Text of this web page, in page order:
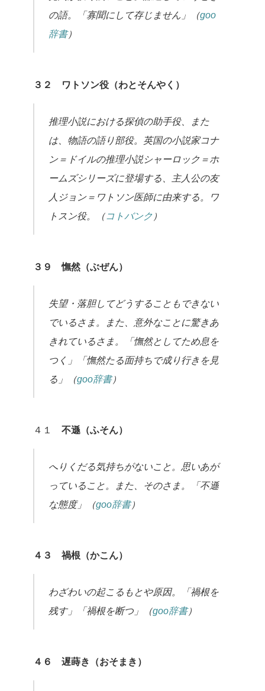
の語。「寡聞にして存じません」（goo
辞書）
３２ ワトソン役（わとそんやく）
推理小説における探偵の助手役、また
は、物語の語り部役。英国の小説家コナ
ン＝ドイルの推理小説シャーロック＝ホ
ームズシリーズに登場する、主人公の友
人ジョン＝ワトソン医師に由来する。ワ
トスン役。（コトバンク ）
３９ 憮然（ぶぜん）
失望・落胆してどうすることもできない
でいるさま。また、意外なことに驚きあ
きれているさま。「憮然としてため息を
つく」「憮然たる面持ちで成り行きを見
る」（goo辞書）
４１ 不遜（ふそん）
へりくだる気持ちがないこと。思いあが
っていること。また、そのさま。「不遜
な態度」（goo辞書）
４３ 禍根（かこん）
わざわいの起こるもとや原因。「禍根を
残す」「禍根を断つ」（goo辞書）
４６ 遅蒔き（おそまき）